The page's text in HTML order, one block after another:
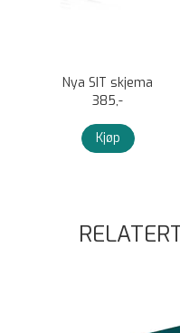
Nya SIT skjema
385,-
Kjøp